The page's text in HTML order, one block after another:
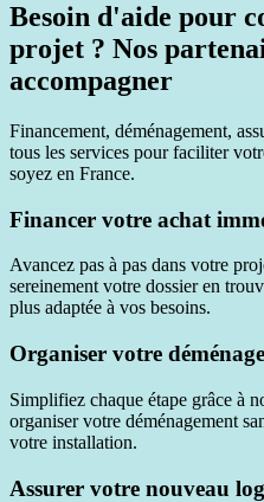
Besoin d'aide pour
projet ? Nos
accompagner
Financement, déménagement,
tous les services pour faciliter
soyez en France.
Financer votre achat
Avancez pas à pas dans votre
sereinement votre dossier en
plus adaptée à vos besoins.
Organiser votre
Simplifiez chaque étape grâce à
organiser votre déménagement
votre installation.
Assurer votre nouveau